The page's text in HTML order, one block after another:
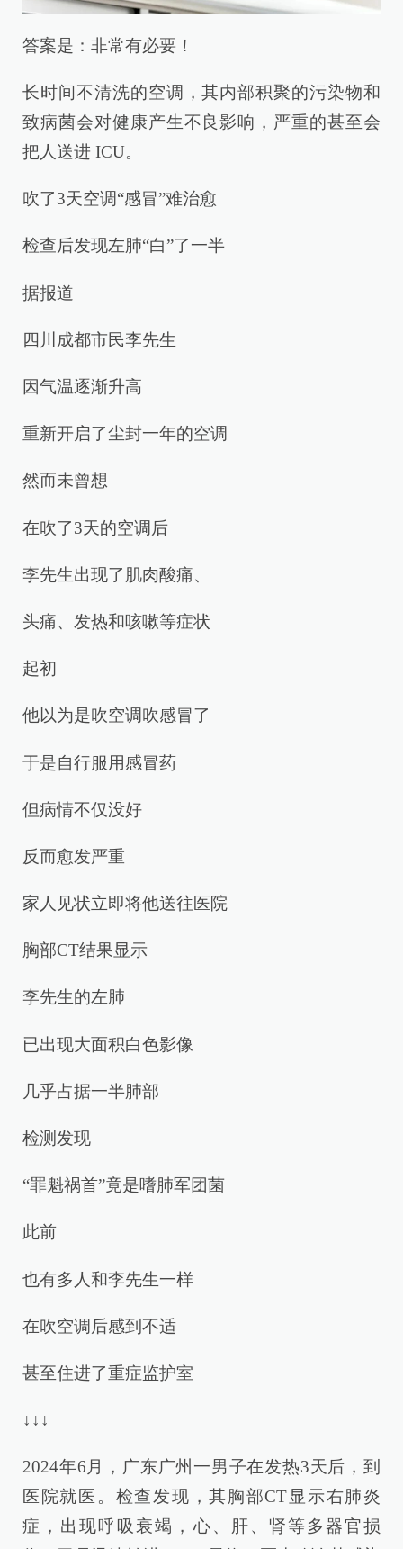
答案是：非常有必要！
长时间不清洗的空调，其内部积聚的污染物和
致病菌会对健康产生不良影响，严重的甚至会
把人送进 ICU。
吹了3天空调“感冒”难治愈
检查后发现左肺“白”了一半
据报道
四川成都市民李先生
因气温逐渐升高
重新开启了尘封一年的空调
然而未曾想
在吹了3天的空调后
李先生出现了肌肉酸痛、
头痛、发热和咳嗽等症状
起初
他以为是吹空调吹感冒了
于是自行服用感冒药
但病情不仅没好
反而愈发严重
家人见状立即将他送往医院
胸部CT结果显示
李先生的左肺
已出现大面积白色影像
几乎占据一半肺部
检测发现
“罪魁祸首”竟是嗜肺军团菌
此前
也有多人和李先生一样
在吹空调后感到不适
甚至住进了重症监护室
↓↓↓
2024年6月，广东广州一男子在发热3天后，到
医院就医。检查发现，其胸部CT显示右肺炎
症，出现呼吸衰竭，心、肝、肾等多器官损